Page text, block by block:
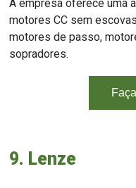
A empresa oferece uma
motores CC sem
motores de passo,
sopradores.
9. Lenze